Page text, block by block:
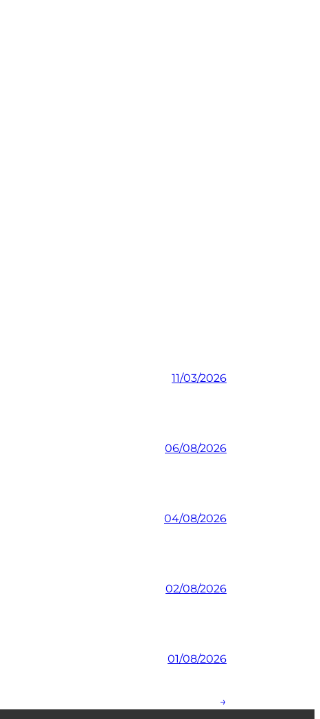
11/03/2026
06/08/2026
04/08/2026
02/08/2026
01/08/2026
→